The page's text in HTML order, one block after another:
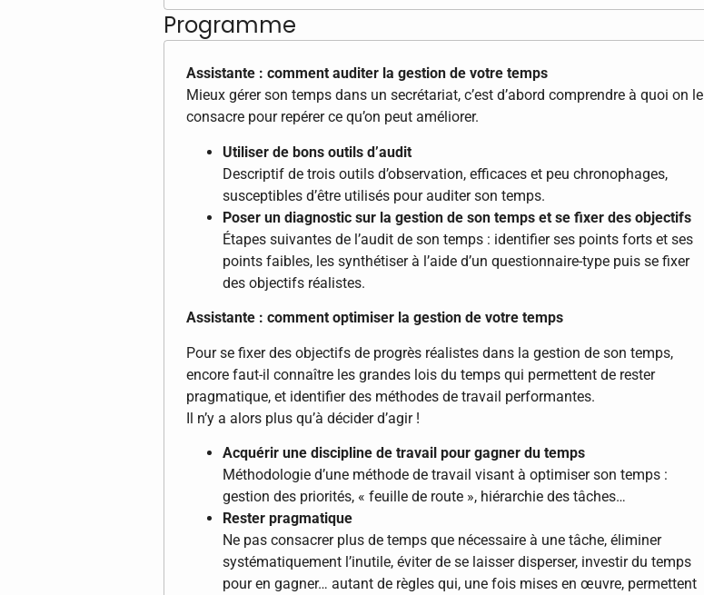
Programme
Assistante : comment auditer la gestion de votre temps
Mieux gérer son temps dans un secrétariat, c’est d’abord comprendre à quoi on le
consacre pour repérer ce qu’on peut améliorer.
Utiliser de bons outils d’audit
Descriptif de trois outils d’observation, efficaces et peu chronophages,
susceptibles d’être utilisés pour auditer son temps.
Poser un diagnostic sur la gestion de son temps et se fixer des objectifs
Étapes suivantes de l’audit de son temps : identifier ses points forts et ses
points faibles, les synthétiser à l’aide d’un questionnaire-type puis se fixer
des objectifs réalistes.
Assistante : comment optimiser la gestion de votre temps
Pour se fixer des objectifs de progrès réalistes dans la gestion de son temps,
encore faut-il connaître les grandes lois du temps qui permettent de rester
pragmatique, et identifier des méthodes de travail performantes.
Il n’y a alors plus qu’à décider d’agir !
Acquérir une discipline de travail pour gagner du temps
Méthodologie d’une méthode de travail visant à optimiser son temps :
gestion des priorités, « feuille de route », hiérarchie des tâches…
Rester pragmatique
Ne pas consacrer plus de temps que nécessaire à une tâche, éliminer
systématiquement l’inutile, éviter de se laisser disperser, investir du temps
pour en gagner… autant de règles qui, une fois mises en œuvre, permettent